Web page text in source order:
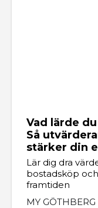
Vad lärde
Så
stärker din
Lär dig dra
bostadsköp
framtiden
MY GÖTHBERG